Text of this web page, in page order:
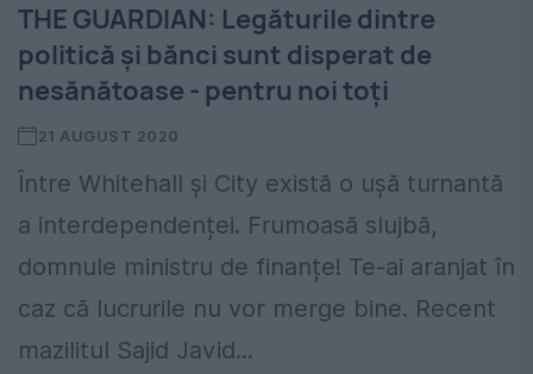
THE GUARDIAN: Legăturile dintre
politică și bănci sunt disperat de
nesănătoase - pentru noi toți
21 AUGUST 2020
Între Whitehall și City există o ușă turnantă
a interdependenței. Frumoasă slujbă,
domnule ministru de finanțe! Te-ai aranjat în
caz că lucrurile nu vor merge bine. Recent
mazilitul Sajid Javid...